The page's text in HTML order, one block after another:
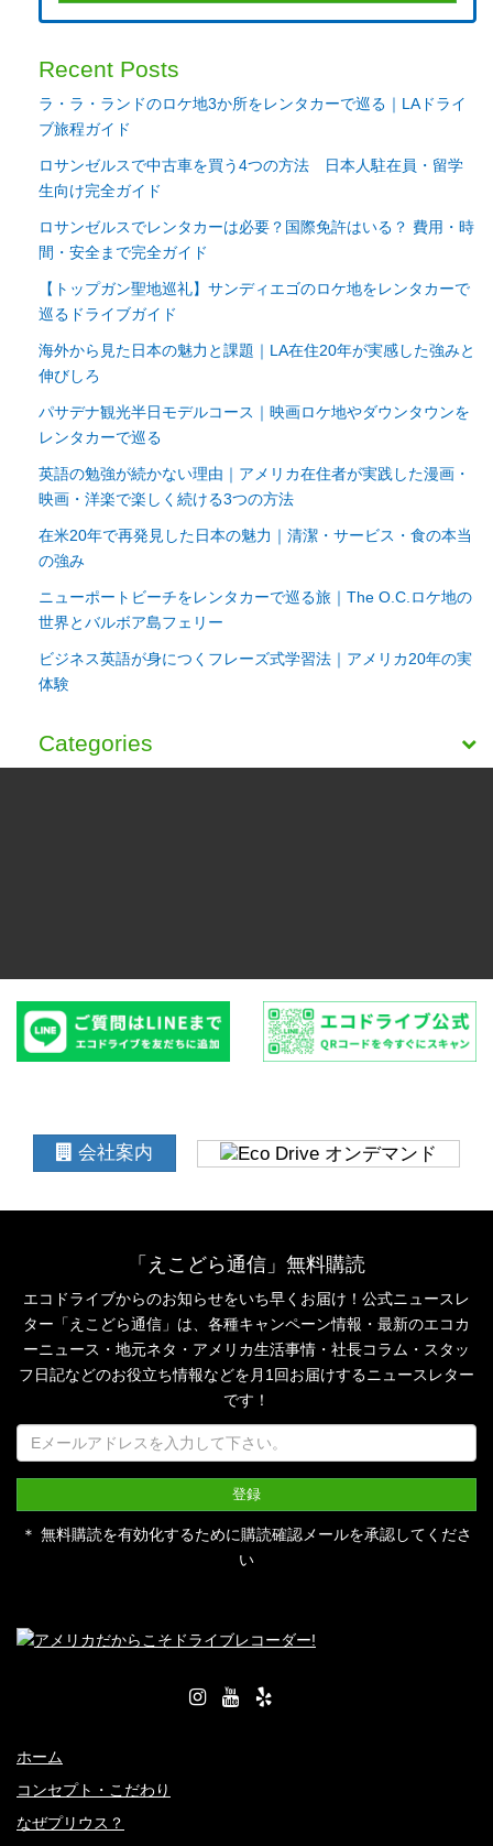
Recent Posts
ラ・ラ・ランドのロケ地3か所をレンタカーで巡る｜LAドライ
ブ旅程ガイド
ロサンゼルスで中古車を買う4つの方法 日本人駐在員・留学
生向け完全ガイド
ロサンゼルスでレンタカーは必要？国際免許はいる？ 費用・時
間・安全まで完全ガイド
【トップガン聖地巡礼】サンディエゴのロケ地をレンタカーで
巡るドライブガイド
海外から見た日本の魅力と課題｜LA在住20年が実感した強みと
伸びしろ
パサデナ観光半日モデルコース｜映画ロケ地やダウンタウンを
レンタカーで巡る
英語の勉強が続かない理由｜アメリカ在住者が実践した漫画・
映画・洋楽で楽しく続ける3つの方法
在米20年で再発見した日本の魅力｜清潔・サービス・食の本当
の強み
ニューポートビーチをレンタカーで巡る旅｜The O.C.ロケ地の
世界とバルボア島フェリー
ビジネス英語が身につくフレーズ式学習法｜アメリカ20年の実
体験
Categories
会社案内
「えこどら通信」無料購読
エコドライブからのお知らせをいち早くお届け！公式ニュースレ
ター「えこどら通信」は、 各種キャンペーン情報・最新のエコカ
ーニュース・地元ネタ・アメリカ生活事情・社長コラム・ スタッ
フ日記などのお役立ち情報などを月1回お届けするニュースレター
です！
＊ 無料購読を有効化するために購読確認メールを承認してくださ
い
ホーム
コンセプト・こだわり
なぜプリウス？